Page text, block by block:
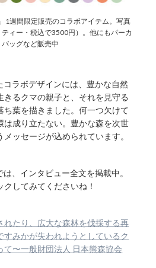
1週間限定販売のコラボアイテム。写真
ィー・税込で3500円）。他にもパーカ
バッグなど販売中
コラボデザインには、豊かな自然
きるクマの親子と、それを見守る
ち葉を描きました。何一つ欠けて
は成り立たない。豊かな森を次世
ッセージが込められています。
、インタビュー全文を掲載中。
してみてくださいね！
れたり、広大な森林を伐採する再
すみかが失われようとしているク
て〜一般財団法人 日本熊森協会